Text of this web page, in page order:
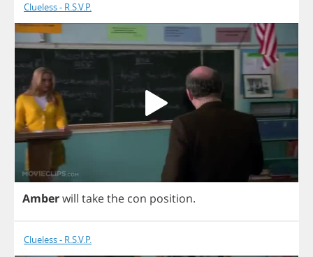
Clueless - R.S.V.P.
Amberwill takethe con position.
Clueless - R.S.V.P.